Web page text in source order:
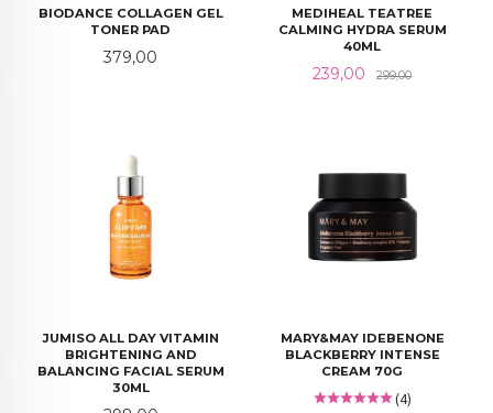
BIODANCE COLLAGEN GEL
TONER PAD
Pris
379,00
MEDIHEAL TEATREE
CALMING HYDRA SERUM
40ML
Tilbud
239,00 299,00Rabatt
JUMISO ALL DAY VITAMIN
BRIGHTENING AND
BALANCING FACIAL SERUM
30ML
MARY&MAY IDEBENONE
BLACKBERRY INTENSE
CREAM 70G
(4)